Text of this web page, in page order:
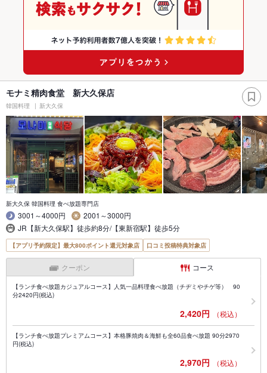
モナミ精肉食堂 新大久保店
韓国料理 新大久保
新大久保 韓国料理 食べ放題専門店
3001～4000円
2001～3000円
JR【新大久保駅】徒歩約8分/【東新宿駅】徒歩5分
【アプリ予約限定】最大800ポイント還元対象店 口コミ投稿特典対象店
クーポン コース
【ランチ食べ放題カジュアルコース】人気一品料理食べ放題（チヂミやチゲ等） 90
分2420円(税込)
2,420円 （税込）
【ランチ食べ放題プレミアムコース】本格豚焼肉＆海鮮も全60品食べ放題 90分2970
円(税込)
2,970円 （税込）